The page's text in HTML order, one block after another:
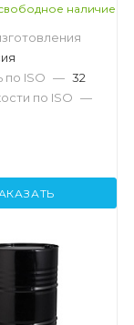
наличие
по ISO — 32
по ISO —